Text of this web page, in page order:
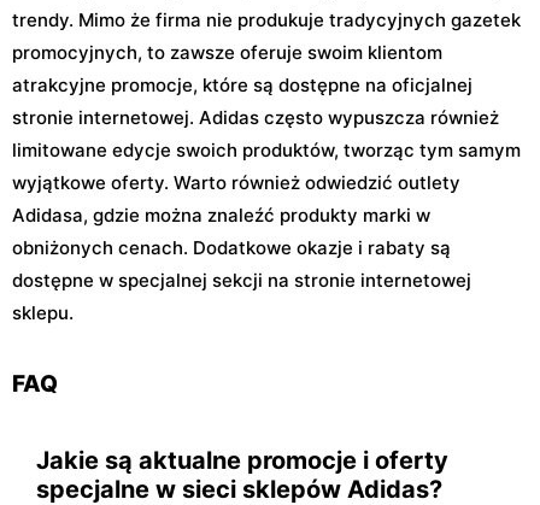
trendy. Mimo że firma nie produkuje tradycyjnych gazetek
promocyjnych, to zawsze oferuje swoim klientom
atrakcyjne promocje, które są dostępne na oficjalnej
stronie internetowej. Adidas często wypuszcza również
limitowane edycje swoich produktów, tworząc tym samym
wyjątkowe oferty. Warto również odwiedzić outlety
Adidasa, gdzie można znaleźć produkty marki w
obniżonych cenach. Dodatkowe okazje i rabaty są
dostępne w specjalnej sekcji na stronie internetowej
sklepu.
FAQ
Jakie są aktualne promocje i oferty
specjalne w sieci sklepów Adidas?